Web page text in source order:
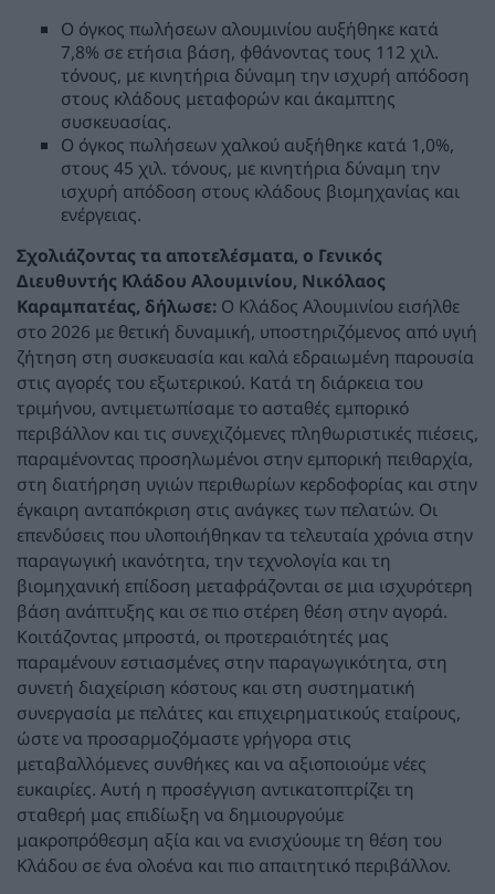
Ο όγκος πωλήσεων αλουμινίου αυξήθηκε κατά
7,8% σε ετήσια βάση, φθάνοντας τους 112 χιλ.
τόνους, με κινητήρια δύναμη την ισχυρή απόδοση
στους κλάδους μεταφορών και άκαμπτης
συσκευασίας.
Ο όγκος πωλήσεων χαλκού αυξήθηκε κατά 1,0%,
στους 45 χιλ. τόνους, με κινητήρια δύναμη την
ισχυρή απόδοση στους κλάδους βιομηχανίας και
ενέργειας.
Σχολιάζοντας τα αποτελέσματα, ο Γενικός
Διευθυντής Kλάδου Aλουμινίου, Νικόλαος
Καραμπατέας, δήλωσε: Ο Κλάδος Αλουμινίου εισήλθε
στο 2026 με θετική δυναμική, υποστηριζόμενος από υγιή
ζήτηση στη συσκευασία και καλά εδραιωμένη παρουσία
στις αγορές του εξωτερικού. Κατά τη διάρκεια του
τριμήνου, αντιμετωπίσαμε το ασταθές εμπορικό
περιβάλλον και τις συνεχιζόμενες πληθωριστικές πιέσεις,
παραμένοντας προσηλωμένοι στην εμπορική πειθαρχία,
στη διατήρηση υγιών περιθωρίων κερδοφορίας και στην
έγκαιρη ανταπόκριση στις ανάγκες των πελατών. Οι
επενδύσεις που υλοποιήθηκαν τα τελευταία χρόνια στην
παραγωγική ικανότητα, την τεχνολογία και τη
βιομηχανική επίδοση μεταφράζονται σε μια ισχυρότερη
βάση ανάπτυξης και σε πιο στέρεη θέση στην αγορά.
Κοιτάζοντας μπροστά, οι προτεραιότητές μας
παραμένουν εστιασμένες στην παραγωγικότητα, στη
συνετή διαχείριση κόστους και στη συστηματική
συνεργασία με πελάτες και επιχειρηματικούς εταίρους,
ώστε να προσαρμοζόμαστε γρήγορα στις
μεταβαλλόμενες συνθήκες και να αξιοποιούμε νέες
ευκαιρίες. Αυτή η προσέγγιση αντικατοπτρίζει τη
σταθερή μας επιδίωξη να δημιουργούμε
μακροπρόθεσμη αξία και να ενισχύουμε τη θέση του
Κλάδου σε ένα ολοένα και πιο απαιτητικό περιβάλλον.